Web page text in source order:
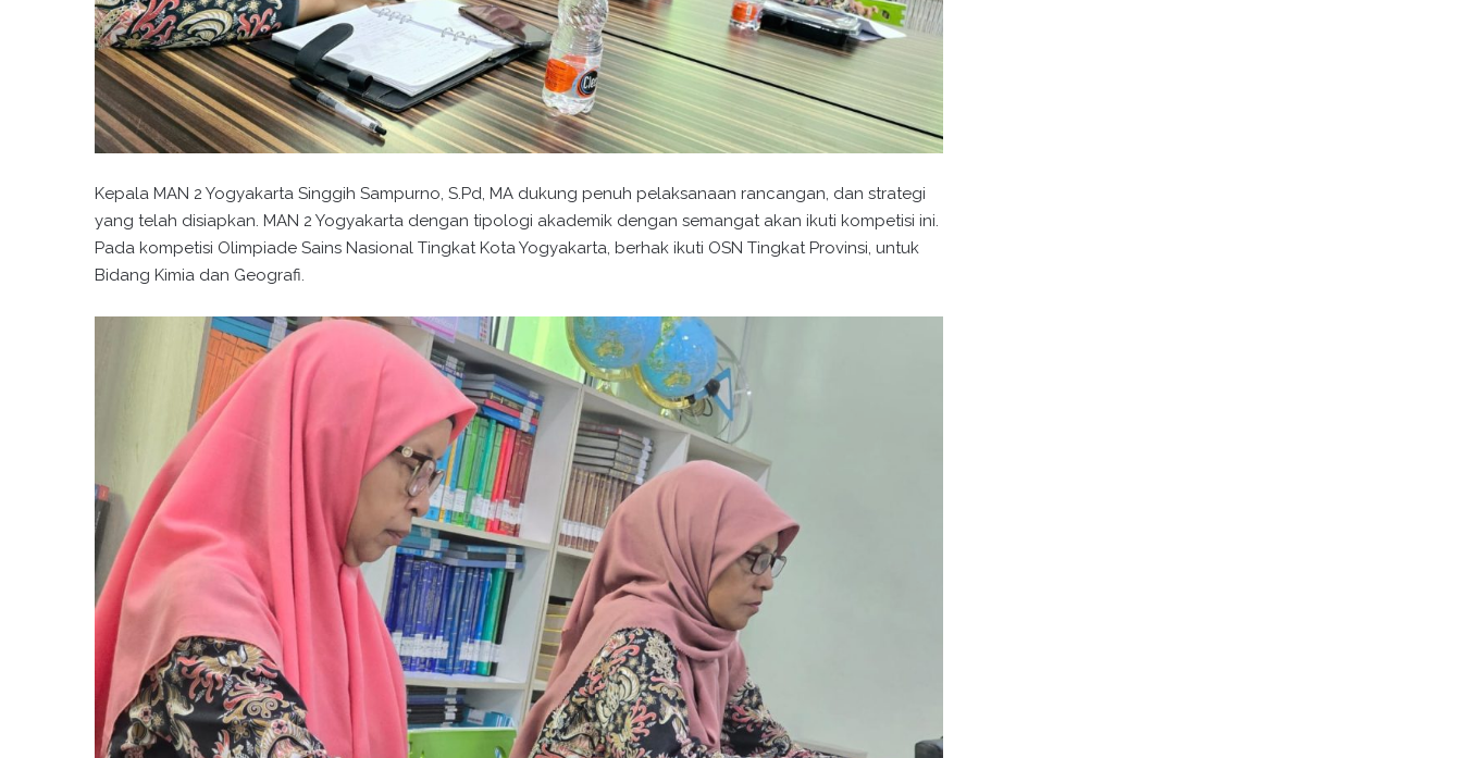
Kepala MAN 2 Yogyakarta Singgih Sampurno, S.Pd, MA dukung penuh pelaksanaan rancangan, dan strategi
yang telah disiapkan. MAN 2 Yogyakarta dengan tipologi akademik dengan semangat akan ikuti kompetisi ini.
Pada kompetisi Olimpiade Sains Nasional Tingkat Kota Yogyakarta, berhak ikuti OSN Tingkat Provinsi, untuk
Bidang Kimia dan Geografi.